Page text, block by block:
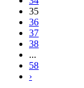
35
36
37
38
...
58
›